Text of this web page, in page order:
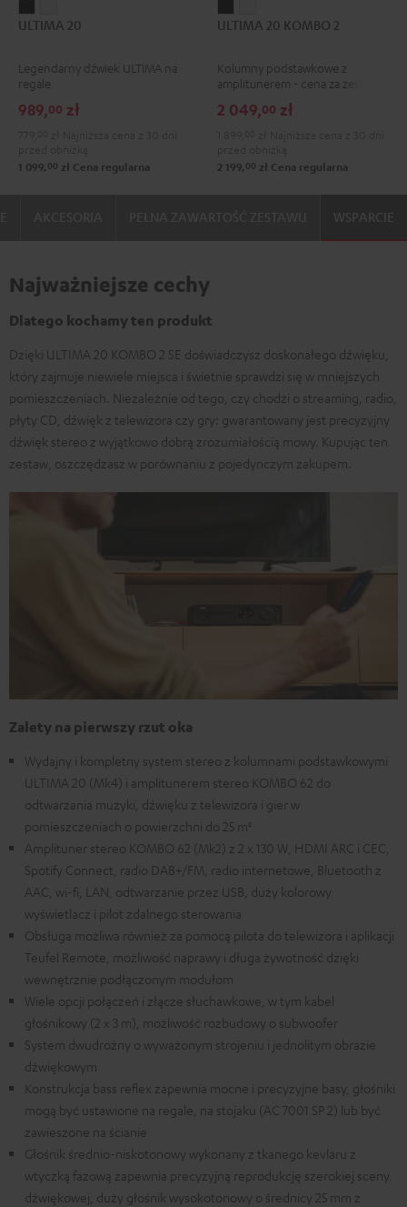
20 20
ULTIMA 20
Legendarny dźwiek ULTIMA na
regale
989,00 zł
1 099, 00 zł Cena regularna
20
2
Black
20
2
ULTIMA 20 KOMBO 2
Kolumny podstawkowe z
amplitunerem - cena za zestaw
2 049,00 zł
2 199, 00 zł Cena regularna
WSPARCIE
Najważniejsze cechy
Dlatego kochamy ten produkt
Dzięki ULTIMA 20 KOMBO 2 SE doświadczysz doskonałego dźwięku,
który zajmuje niewiele miejsca i świetnie sprawdzi się w mniejszych
pomieszczeniach. Niezależnie od tego, czy chodzi o streaming, radio,
płyty CD, dźwięk z telewizora czy gry: gwarantowany jest precyzyjny
dźwięk stereo z wyjątkowo dobrą zrozumiałością mowy. Kupując ten
zestaw, oszczędzasz w porównaniu z pojedynczym zakupem.
Zalety na pierwszy rzut oka
Wydajny i kompletny system stereo z kolumnami podstawkowymi
ULTIMA 20 (Mk4) i amplitunerem stereo KOMBO 62 do
odtwarzania muzyki, dźwięku z telewizora i gier w
pomieszczeniach o powierzchni do 25 m²
Amplituner stereo KOMBO 62 (Mk2) z 2 x 130 W, HDMI ARC i CEC,
Spotify Connect, radio DAB+/FM, radio internetowe, Bluetooth z
AAC, wi-fi, LAN, odtwarzanie przez USB, duży kolorowy
wyświetlacz i pilot zdalnego sterowania
Obsługa możliwa również za pomocą pilota do telewizora i aplikacji
Teufel Remote, możliwość naprawy i długa żywotność dzięki
wewnętrznie podłączonym modułom
Wiele opcji połączeń i złącze słuchawkowe, w tym kabel
głośnikowy (2 x 3 m), możliwość rozbudowy o subwoofer
System dwudrożny o wyważonym strojeniu i jednolitym obrazie
dźwiękowym
Konstrukcja bass reflex zapewnia mocne i precyzyjne basy, głośniki
mogą być ustawione na regale, na stojaku (AC 7001 SP 2) lub być
zawieszone na ścianie
Głośnik średnio-niskotonowy wykonany z tkanego kevlaru z
wtyczką fazową zapewnia precyzyjną reprodukcję szerokiej sceny
dźwiękowej, duży głośnik wysokotonowy o średnicy 25 mm z